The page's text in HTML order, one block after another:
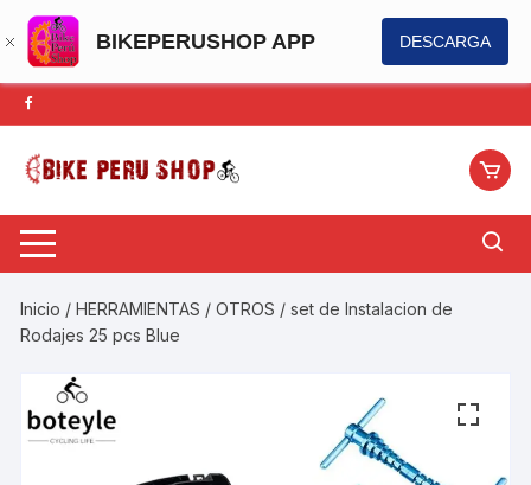
BIKEPERUSHOP APP DESCARGA
Saltar
al
contenido
Inicio /HERRAMIENTAS /OTROS / set de Instalacion de
Rodajes 25 pcs Blue